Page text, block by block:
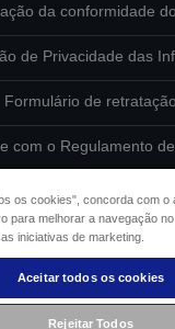
da conformidade
de Privacidade das
Formulário de retratação
com o Regulamento
sobre cookies
da Epson para com a
os cookies", concorda com o
para melhorar a navegação
iniciativas de marketing.
Aceitar todos os cookies
Rejeitar Todos